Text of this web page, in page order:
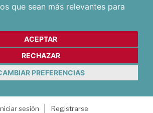
que sean más relevantes para
ACEPTAR
RECHAZAR
PREFERENCIAS
sesión
Registrarse